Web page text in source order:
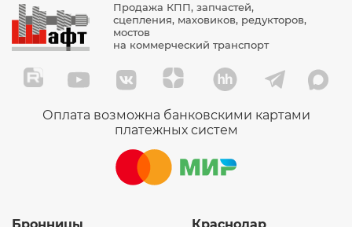
Продажа КПП, запчастей,
сцепления, маховиков, редукторов,
мостов
на коммерческий транспорт
Оплата возможна банковскими картами
платежных систем